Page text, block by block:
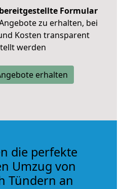
Formular
zu erhalten, bei
Kosten transparent
werden
erhalten
die perfekte
Umzug von
Tündern an